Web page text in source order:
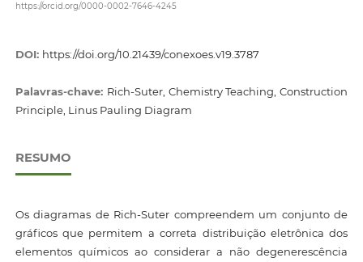
https://orcid.org/0000-0002-7646-4245
DOI: https://doi.org/10.21439/conexoes.v19.3787
Palavras-chave: Rich-Suter, Chemistry Teaching, Construction
Principle, Linus Pauling Diagram
RESUMO
Os diagramas de Rich-Suter compreendem um conjunto de
gráficos que permitem a correta distribuição eletrônica dos
elementos químicos ao considerar a não degenerescência